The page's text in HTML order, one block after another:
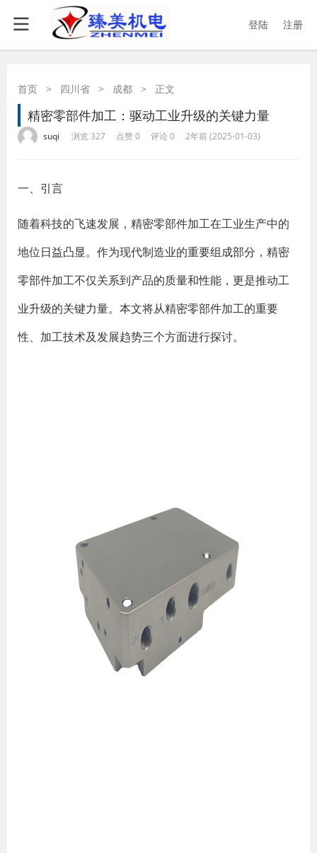
登陆 注册
首页 > 四川省 > 成都 > 正文
精密零部件加工：驱动工业升级的关键力量
suqi 浏览 327 点赞 0 评论 0 2年前 (2025-01-03)
一、引言
随着科技的飞速发展，精密零部件加工在工业生产中的
地位日益凸显。作为现代制造业的重要组成部分，精密
零部件加工不仅关系到产品的质量和性能，更是推动工
业升级的关键力量。本文将从精密零部件加工的重要
性、加工技术及发展趋势三个方面进行探讨。